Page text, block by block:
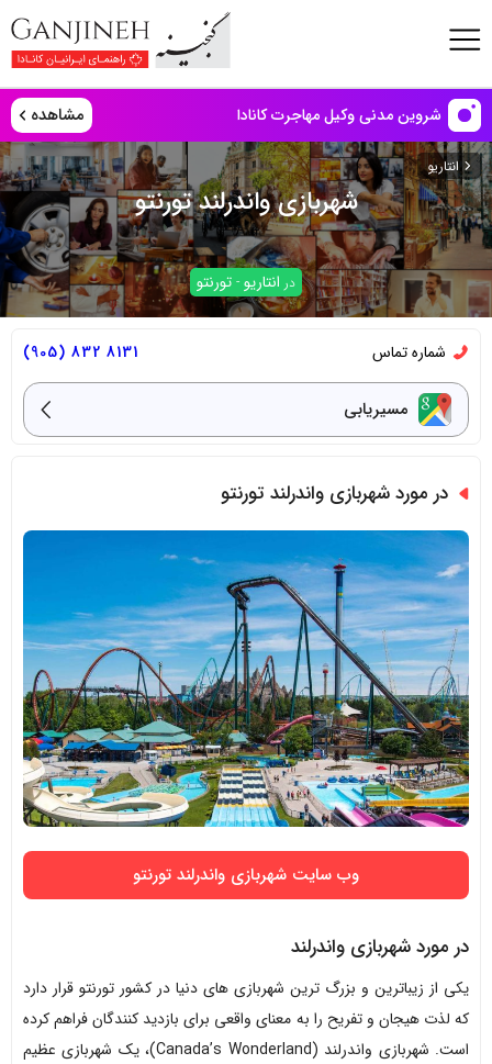
شروین مدنی وکیل مهاجرت کانادا مشاهده
انتاریو
شهربازی واندرلند تورنتو
در انتاریو - تورنتو
شماره تماس 8131 832 (905)
مسیریابی
در مورد شهربازی واندرلند تورنتو
وب سایت شهربازی واندرلند تورنتو
در مورد شهربازی واندرلند
یکی از زیباترین و بزرگ ترین شهربازی های دنیا در کشور تورنتو قرار دارد
که لذت هیجان و تفریح را به معنای واقعی برای بازدید کنندگان فراهم کرده
است. شهربازی واندرلند (Canada’s Wonderland)، یک شهربازی عظیم